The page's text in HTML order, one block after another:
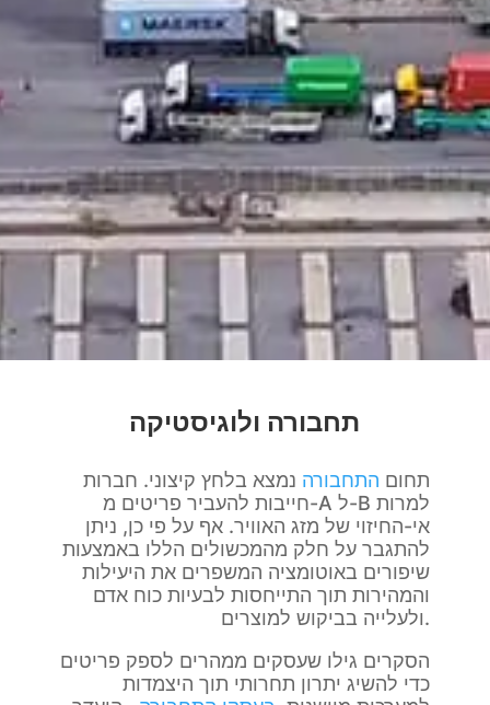
תחבורה ולוגיסטיקה
תחום התחבורה נמצא בלחץ קיצוני. חברות
חייבות להעביר פריטים מ-A ל-B למרות
אי-החיזוי של מזג האוויר. אף על פי כן, ניתן
להתגבר על חלק מהמכשולים הללו באמצעות
שיפורים באוטומציה המשפרים את היעילות
והמהירות תוך התייחסות לבעיות כוח אדם
ולעלייה בביקוש למוצרים.
הסקרים גילו שעסקים ממהרים לספק פריטים
כדי להשיג יתרון תחרותי תוך היצמדות